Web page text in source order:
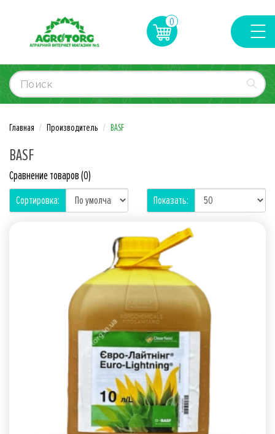
0
Главная Производитель BASF
BASF
Сравнение товаров (0)
Сортировка: Показать: